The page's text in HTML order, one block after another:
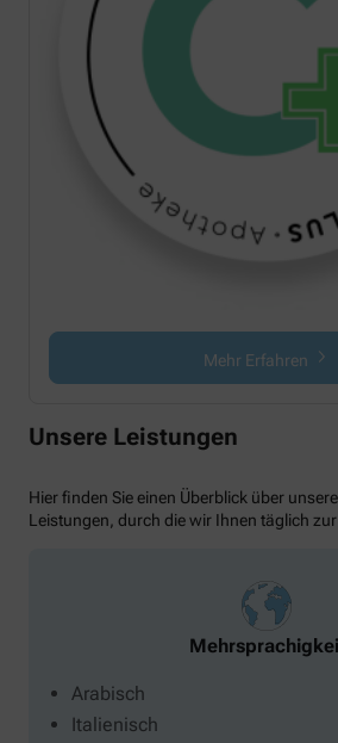
Mehr Erfahren
Unsere Leistungen
Hier finden Sie einen Überblick über
Leistungen, durch die wir Ihnen täglich zur
Arabisch
Italienisch